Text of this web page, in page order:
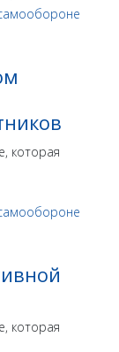
которая
которая